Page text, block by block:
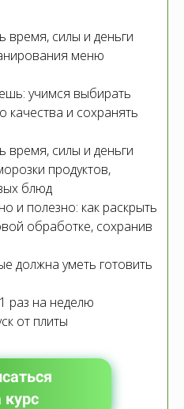
время, силы и деньги
меню
учимся выбирать
качества и сохранять
время, силы и деньги
продуктов,
блюд
и полезно: как раскрыть
обработке, сохранив
должна уметь готовить
раз на неделю
от плиты
курс